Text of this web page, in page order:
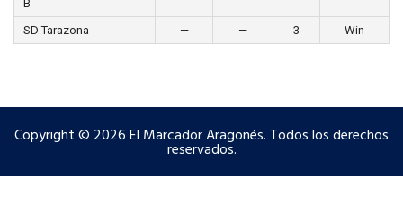
B
SD Tarazona — — 3 Win
Copyright © 2026 El Marcador Aragonés. Todos los derechos
reservados.